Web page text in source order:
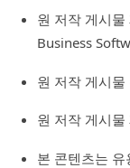
원 저작 게시
Business
원 저작 게시
원 저작 게시
본 콘텐츠는